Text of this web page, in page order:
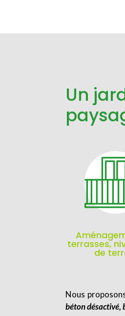
Un
terrasses,
de
Nous
béton désactivé,